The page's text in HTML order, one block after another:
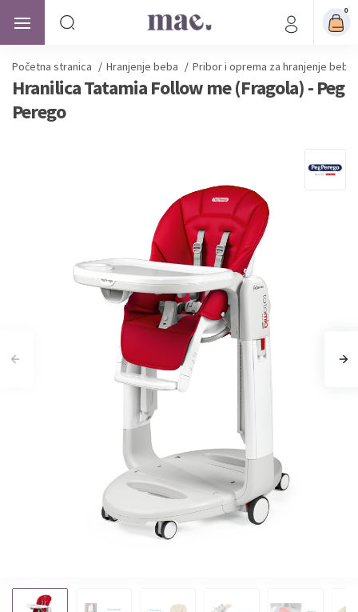
0
Početna stranica / Hranjenje beba / Pribor i oprema za hranjenje beba
Hranilica Tatamia Follow me (Fragola) - Peg
Perego